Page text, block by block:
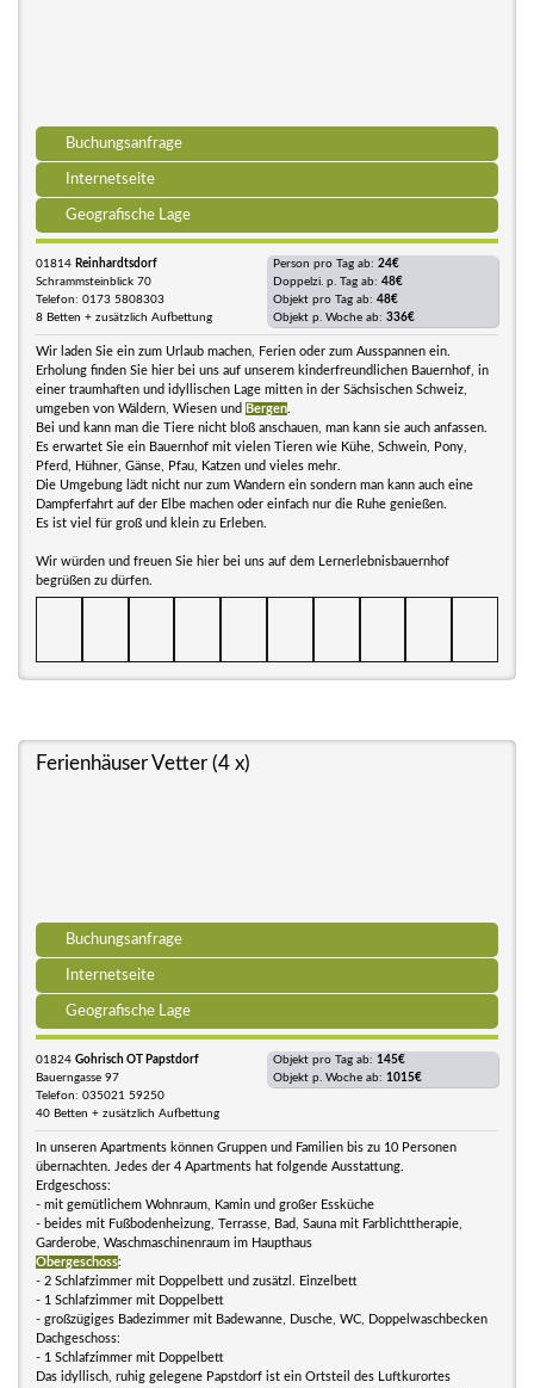
Buchungsanfrage
Internetseite
Geografische Lage
01814 Reinhardtsdorf
Schrammsteinblick 70
Telefon: 0173 5808303
8 Betten + zusätzlich Aufbettung
Person pro Tag ab: 24€
Doppelzi. p. Tag ab: 48€
Objekt pro Tag ab: 48€
Objekt p. Woche ab: 336€
Wir laden Sie ein zum Urlaub machen, Ferien oder zum Ausspannen ein.
Erholung finden Sie hier bei uns auf unserem kinderfreundlichen Bauernhof, in
einer traumhaften und idyllischen Lage mitten in der Sächsischen Schweiz,
umgeben von Wäldern, Wiesen und Bergen
Bei und kann man die Tiere nicht bloß anschauen, man kann sie auch anfassen.
Es erwartet Sie ein Bauernhof mit vielen Tieren wie Kühe, Schwein, Pony,
Pferd, Hühner, Gänse, Pfau, Katzen und vieles mehr.
Die Umgebung lädt nicht nur zum Wandern ein sondern man kann auch eine
Dampferfahrt auf der Elbe machen oder einfach nur die Ruhe genießen.
Es ist viel für groß und klein zu Erleben.
Wir würden und freuen Sie hier bei uns auf dem Lernerlebnisbauernhof
begrüßen zu dürfen.
Ferienhäuser Vetter (4 x)
Buchungsanfrage
Internetseite
Geografische Lage
01824 Gohrisch OT Papstdorf
Bauerngasse 97
Telefon: 035021 59250
40 Betten + zusätzlich Aufbettung
Objekt pro Tag ab: 145€
Objekt p. Woche ab: 1015€
In unseren Apartments können Gruppen und Familien bis zu 10 Personen
übernachten. Jedes der 4 Apartments hat folgende Ausstattung.
Erdgeschoss:
- mit gemütlichem Wohnraum, Kamin und großer Essküche
- beides mit Fußbodenheizung, Terrasse, Bad, Sauna mit Farblichttherapie,
Garderobe, Waschmaschinenraum im Haupthaus
Obergeschoss:
- 2 Schlafzimmer mit Doppelbett und zusätzl. Einzelbett
- 1 Schlafzimmer mit Doppelbett
- großzügiges Badezimmer mit Badewanne, Dusche, WC, Doppelwaschbecken
Dachgeschoss:
- 1 Schlafzimmer mit Doppelbett
Das idyllisch, ruhig gelegene Papstdorf ist ein Ortsteil des Luftkurortes